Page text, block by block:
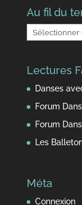
Au fil du
Au
fil
temps
Lectures
Danses
Forum
Forum
Les
Méta
Connexion